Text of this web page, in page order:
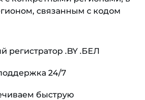
связанным с кодом
регистратор .BY .БЕЛ
24/7
быструю